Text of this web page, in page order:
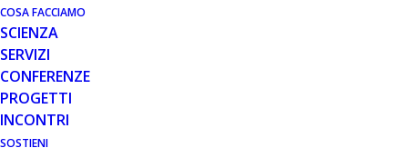
COSA FACCIAMO
SCIENZA
SERVIZI
CONFERENZE
PROGETTI
INCONTRI
SOSTIENI
CENA SOCIALE TEVERE IN BICI